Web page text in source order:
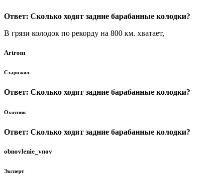
Ответ: Сколько ходят задние барабанные колодки?
В грязи колодок по рекорду на 800 км. хватает,
Artrom
Старожил
Ответ: Сколько ходят задние барабанные колодки?
Охотник
Ответ: Сколько ходят задние барабанные колодки?
obnovlenie_vnov
Эксперт